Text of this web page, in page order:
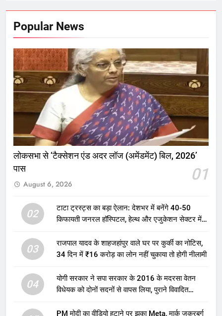
Popular News
लोकसभा से ‘टैक्सेशन एंड अदर लॉज (अमेंडमेंट) बिल, 2026’
पास
01
August 6, 2026
02
टाटा ट्रस्ट्स का बड़ा ऐलान: देशभर में बनेंगे 40-50
किफायती जनरल हॉस्पिटल, हेल्थ और एजुकेशन सेक्टर में
03
राजपाल यादव के शाहजहांपुर वाले घर पर कुर्की का नोटिस,
34 दिन में ₹16 करोड़ का लोन नहीं चुकाया तो होगी नीलामी
04
योगी सरकार ने सपा सरकार के 2016 के मदरसा वेतन
विधेयक को दोनों सदनों से वापस लिया, पुराने विवादित
PM मोदी का वीडियो हटाने पर झुका Meta, मार्क जकरबर्ग